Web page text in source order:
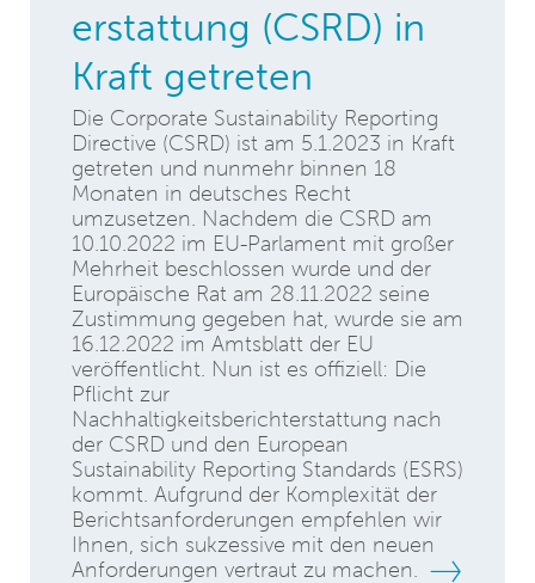
erstattung (CSRD) in
Kraft getreten
Die Corporate Sustainability Reporting
Directive (CSRD) ist am 5.1.2023 in Kraft
getreten und nunmehr binnen 18
Monaten in deutsches Recht
umzusetzen. Nachdem die CSRD am
10.10.2022 im EU-Parlament mit großer
Mehrheit beschlossen wurde und der
Europäische Rat am 28.11.2022 seine
Zustimmung gegeben hat, wurde sie am
16.12.2022 im Amtsblatt der EU
veröffentlicht. Nun ist es offiziell: Die
Pflicht zur
Nachhaltigkeitsberichterstattung nach
der CSRD und den European
Sustainability Reporting Standards (ESRS)
kommt. Aufgrund der Komplexität der
Berichtsanforderungen empfehlen wir
Ihnen, sich sukzessive mit den neuen
Anforderungen vertraut zu machen.